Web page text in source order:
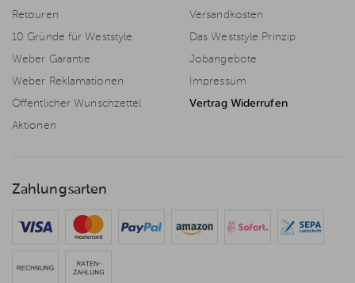
Retouren
10 Gründe für Weststyle
Weber Garantie
Weber Reklamationen
Öffentlicher Wunschzettel
Aktionen
Versandkosten
Das Weststyle Prinzip
Jobangebote
Impressum
Vertrag Widerrufen
Zahlungsarten